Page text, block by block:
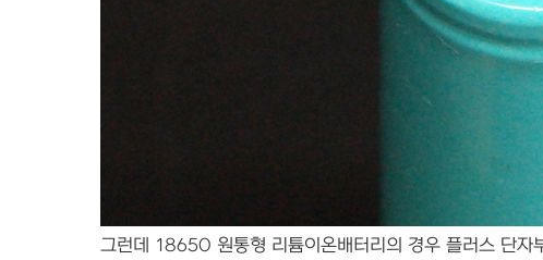
그런데 18650 원통형 리튬이온배터리의 경우 플러스 단